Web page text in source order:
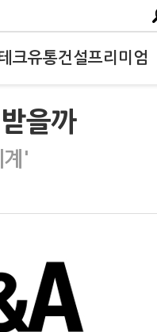
크유통건설프리미엄
을까
계'